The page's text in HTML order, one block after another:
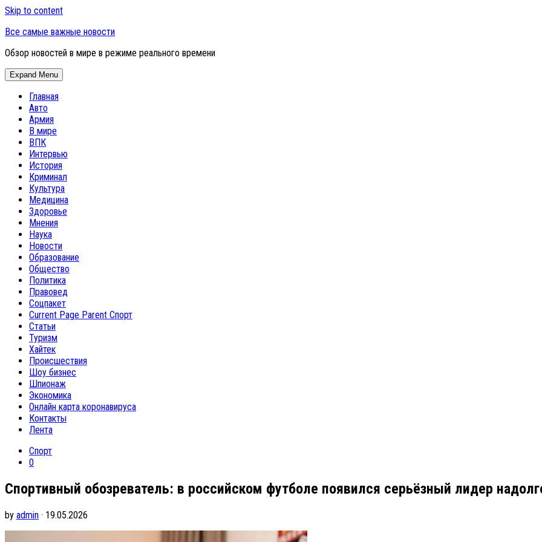
Skip to content
Все самые важные новости
Обзор новостей в мире в режиме реального времени
Expand Menu
Главная
Авто
Армия
В мире
ВПК
Интервью
История
Криминал
Культура
Медицина
Здоровье
Мнения
Наука
Новости
Образование
Общество
Политика
Правовед
Соцпакет
Current Page Parent Спорт
Статьи
Туризм
Хайтек
Происшествия
Шоу бизнес
Шпионаж
Экономика
Онлайн карта коронавируса
Контакты
Лента
Спорт
0
Спортивный обозреватель: в российском футболе появился серьёзный лидер
by admin · 19.05.2026